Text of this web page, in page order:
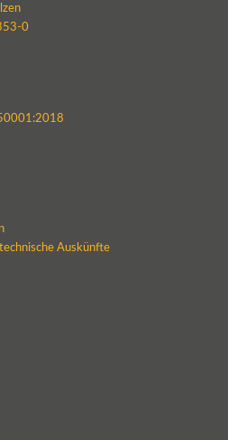
0
Auskünfte